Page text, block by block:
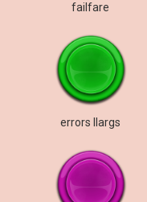
failfare
errors llargs